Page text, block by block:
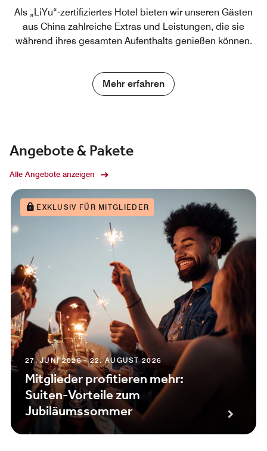
Als „LiYu“-zertifiziertes Hotel bieten wir unseren Gästen
aus China zahlreiche Extras und Leistungen, die sie
während ihres gesamten Aufenthalts genießen können.
Mehr erfahren
Angebote & Pakete
Alle Angebote anzeigen
EXKLUSIV FÜR MITGLIEDER
27. JUNI 2026 - 22. AUGUST 2026
Mitglieder profitieren mehr:
Suiten‑Vorteile zum
Jubiläumssommer